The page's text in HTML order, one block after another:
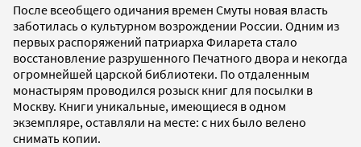
После всеобщего одичания времен Смуты новая власть
заботилась о культурном возрождении России. Одним из
первых распоряжений патриарха Филарета стало
восстановление разрушенного Печатного двора и некогда
огромнейшей царской библиотеки. По отдаленным
монастырям проводился розыск книг для посылки в
Москву. Книги уникальные, имеющиеся в одном
экземпляре, оставляли на месте: с них было велено
снимать копии.